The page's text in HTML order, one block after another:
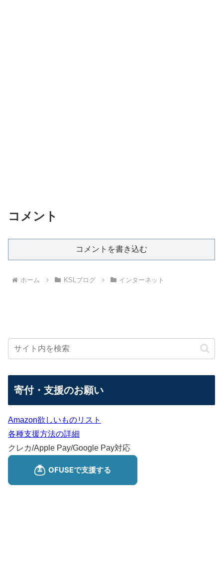
コメント
コメントを書き込む
ホーム KSLブログ インターネット
寄付・支援のお願い
Amazon欲しいものリスト
各種支援方法の詳細
クレカ/Apple Pay/Google Pay対応